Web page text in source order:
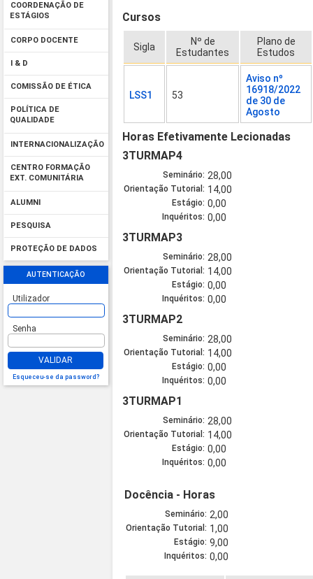
COORDENAÇÃO DE
ESTÁGIOS
CORPO DOCENTE
I & D
COMISSÃO DE ÉTICA
POLÍTICA DE
QUALIDADE
INTERNACIONALIZAÇÃO
CENTRO FORMAÇÃO
EXT. COMUNITÁRIA
ALUMNI
PESQUISA
PROTEÇÃO DE DADOS
AUTENTICAÇÃO
Utilizador
Senha
VALIDAR
Esqueceu-se da password?
Cursos
Sigla
Nº de
Estudantes
Plano de
Estudos
LSS1 53
Aviso nº
16918/2022
de 30 de
Agosto
Horas Efetivamente Lecionadas
3TURMAP4
Seminário: 28,00
Orientação Tutorial: 14,00
Estágio: 0,00
Inquéritos: 0,00
3TURMAP3
Seminário: 28,00
Orientação Tutorial: 14,00
Estágio: 0,00
Inquéritos: 0,00
3TURMAP2
Seminário: 28,00
Orientação Tutorial: 14,00
Estágio: 0,00
Inquéritos: 0,00
3TURMAP1
Seminário: 28,00
Orientação Tutorial: 14,00
Estágio: 0,00
Inquéritos: 0,00
Docência - Horas
Seminário: 2,00
Orientação Tutorial: 1,00
Estágio: 9,00
Inquéritos: 0,00